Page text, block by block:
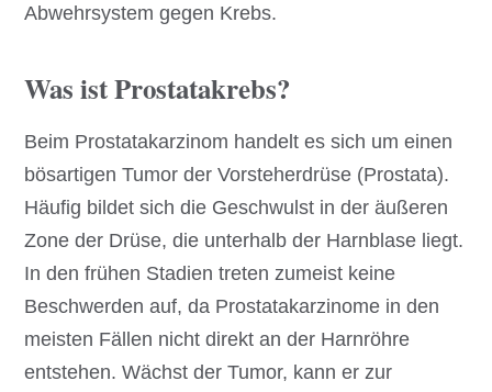
Abwehrsystem gegen Krebs.
Was ist Prostatakrebs?
Beim Prostatakarzinom handelt es sich um einen
bösartigen Tumor der Vorsteherdrüse (Prostata).
Häufig bildet sich die Geschwulst in der äußeren
Zone der Drüse, die unterhalb der Harnblase liegt.
In den frühen Stadien treten zumeist keine
Beschwerden auf, da Prostatakarzinome in den
meisten Fällen nicht direkt an der Harnröhre
entstehen. Wächst der Tumor, kann er zur